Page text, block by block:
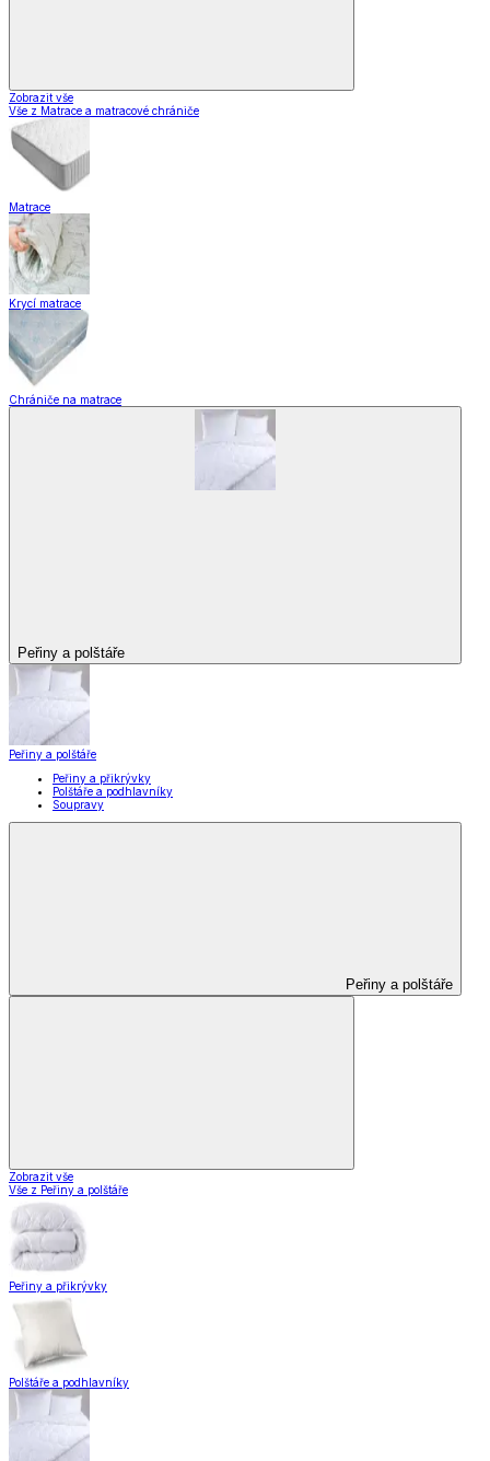
Zobrazit vše
Vše z Matrace a matracové chrániče
Matrace
Krycí matrace
Chrániče na matrace
Peřiny a polštáře
Peřiny a polštáře
Peřiny a přikrývky
Polštáře a podhlavníky
Soupravy
Peřiny a polštáře
Zobrazit vše
Vše z Peřiny a polštáře
Peřiny a přikrývky
Polštáře a podhlavníky